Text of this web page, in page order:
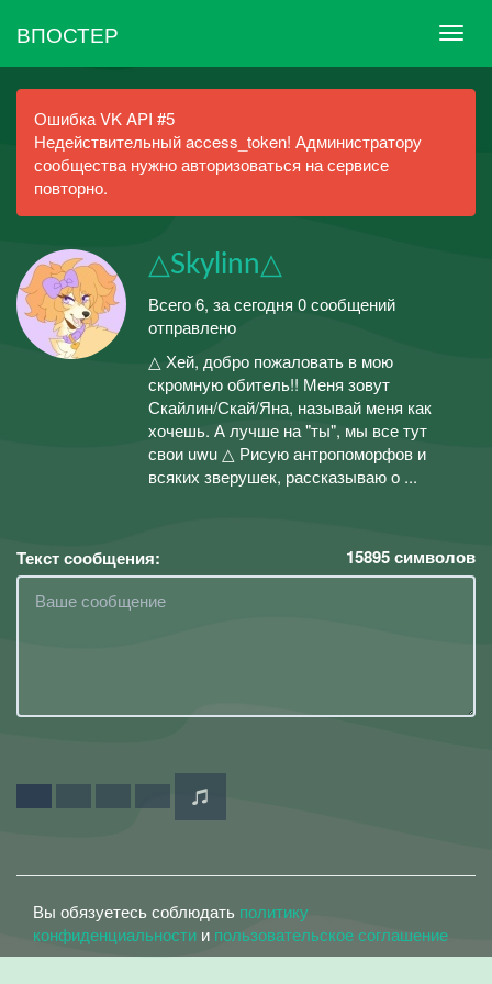
ВПОСТЕР
Ошибка VK API #5
Недействительный access_token! Администратору
сообщества нужно авторизоваться на сервисе
повторно.
△Skylinn△
Всего 6, за сегодня 0 сообщений
отправлено
△ Хей, добро пожаловать в мою
скромную обитель!! Меня зовут
Скайлин/Скай/Яна, называй меня как
хочешь. А лучше на "ты", мы все тут
свои uwu △ Рисую антропоморфов и
всяких зверушек, рассказываю о ...
Текст сообщения: 15895символов
Вы обязуетесь соблюдать политику
конфиденциальности и пользовательское соглашение